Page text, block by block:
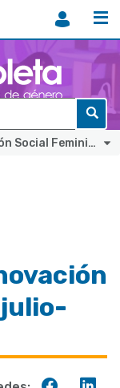
Actividades del Laboratorio de Innovación Social Feminista (julio-diciembre 2025)